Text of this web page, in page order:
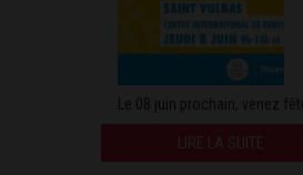
Le 08 juin prochain, venez
LIRE LA SUITE